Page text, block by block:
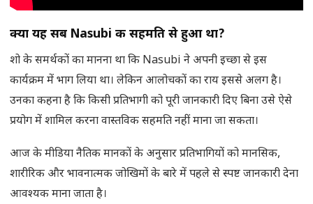
क्या यह सब Nasubi की सहमति से हुआ था?
शो के समर्थकों का मानना था कि Nasubi ने अपनी इच्छा से इस
कार्यक्रम में भाग लिया था। लेकिन आलोचकों का राय इससे अलग है।
उनका कहना है कि किसी प्रतिभागी को पूरी जानकारी दिए बिना उसे ऐसे
प्रयोग में शामिल करना वास्तविक सहमति नहीं माना जा सकता।
आज के मीडिया नैतिक मानकों के अनुसार प्रतिभागियों को मानसिक,
शारीरिक और भावनात्मक जोखिमों के बारे में पहले से स्पष्ट जानकारी देना
आवश्यक माना जाता है।